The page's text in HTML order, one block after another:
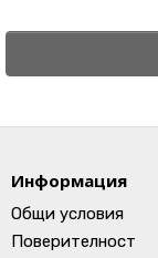
Информация
Общи условия
Поверителност